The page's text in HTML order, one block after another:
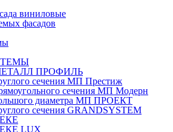
виниловые
фасадов
МЕТАЛЛ ПРОФИЛЬ
сечения МП Престиж
сечения МП Модерн
диаметра МП ПРОЕКТ
сечения GRANDSYSTEM
LUX